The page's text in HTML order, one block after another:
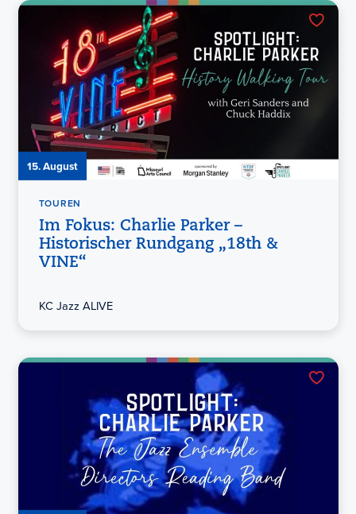
15. August
TOUREN
Im Fokus: Charlie Parker –
Historischer Rundgang „18th &
VINE“
KC Jazz ALIVE